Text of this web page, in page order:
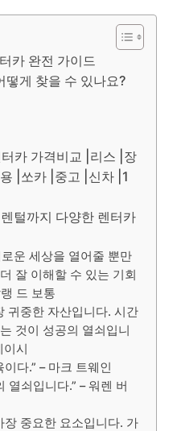
카 완전 가이드
떻게 찾을 수 있나요?
카 가격비교 |리스 |장
|쏘카 |중고 |신차 |1
털까지 다양한 렌터카
운 세상을 열어줄 뿐만
잘 이해할 수 있는 기회
드 보통
귀중한 자산입니다. 시간
것이 성공의 열쇠입니
이시
다.” – 마크 트웨인
열쇠입니다.” – 워렌 버
장 중요한 요소입니다. 가